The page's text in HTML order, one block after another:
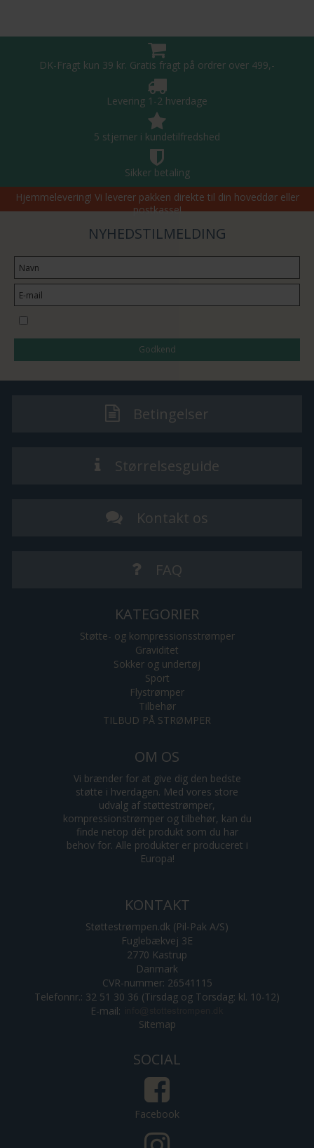
DK-Fragt kun 39 kr. Gratis fragt på ordrer over 499,-
Levering 1-2 hverdage
5 stjerner i kundetilfredshed
Sikker betaling
Hjemmelevering! Vi leverer pakken direkte til din hoveddør eller
postkasse!
NYHEDSTILMELDING
Godkend
Betingelser
Størrelsesguide
Kontakt os
FAQ
KATEGORIER
Støtte- og kompressionsstrømper
Graviditet
Sokker og undertøj
Sport
Flystrømper
Tilbehør
TILBUD PÅ STRØMPER
OM OS
Vi brænder for at give dig den bedste
støtte i hverdagen. Med vores store
udvalg af støttestrømper,
kompressionstrømper og tilbehør, kan du
finde netop dét produkt som du har
behov for. Alle produkter er produceret i
Europa!
KONTAKT
Støttestrømpen.dk (Pil-Pak A/S)
Fuglebækvej 3E
2770 Kastrup
Danmark
CVR-nummer: 26541115
Telefonnr.: 32 51 30 36 (Tirsdag og Torsdag: kl. 10-12)
E-mail:
Sitemap
SOCIAL
Facebook